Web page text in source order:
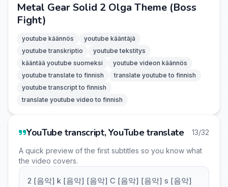
Metal Gear Solid 2 Olga Theme (Boss
Fight)
youtube käännös
youtube kääntäjä
youtube transkriptio
youtube tekstitys
kääntää youtube suomeksi
youtube videon käännös
youtube translate to finnish
translate youtube to finnish
youtube transcript to finnish
translate youtube video to finnish
YouTube transcript, YouTube translate 13/32
A quick preview of the first subtitles so you know what
the video covers.
2 [음악] k [음악] [음악] C [음악] [음악] s [음악]